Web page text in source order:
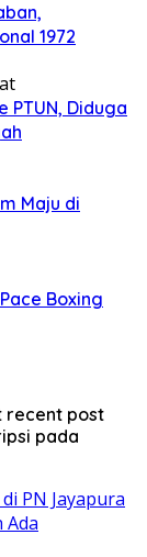
1972
PTUN, Diduga
Maju di
Boxing
recent post
pada